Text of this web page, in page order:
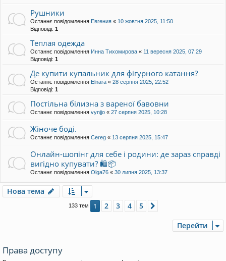
Рушники
Останнє повідомлення Евгения « 10 жовтня 2025, 11:50
Відповіді: 1
Теплая одежда
Останнє повідомлення Инна Тихомирова « 11 вересня 2025, 07:29
Відповіді: 1
Де купити купальник для фігурного катання?
Останнє повідомлення Elnara « 28 серпня 2025, 22:52
Відповіді: 1
Постільна білизна з вареної бавовни
Останнє повідомлення vynjjo « 27 серпня 2025, 10:28
Жіноче боді.
Останнє повідомлення Cereg « 13 серпня 2025, 15:47
Онлайн-шопінг для себе і родини: де зараз справді
вигідно купувати? 🛍️📦
Останнє повідомлення Olga76 « 30 липня 2025, 13:37
Нова тема
133 тем 1 2 3 4 5
Перейти
Права доступу